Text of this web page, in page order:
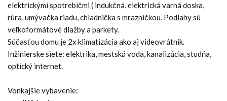
elektrickými spotrebičmi ( indukčná, elektrická varná doska,
rúra, umývačka riadu, chladnička s mrazničkou. Podlahy sú
veľkoformátové dlažby a parkety.
Súčasťou domu je 2x klimatizácia ako aj videovrátnik.
Inžinierske siete: elektrika, mestská voda, kanalizácia, studňa,
optický internet.
Vonkajšie vybavenie: